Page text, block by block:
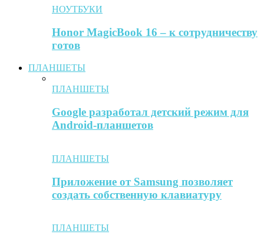
НОУТБУКИ
Honor MagicBook 16 – к сотрудничеству
готов
ПЛАНШЕТЫ
ПЛАНШЕТЫ
Google разработал детский режим для
Android-планшетов
ПЛАНШЕТЫ
Приложение от Samsung позволяет
создать собственную клавиатуру
ПЛАНШЕТЫ